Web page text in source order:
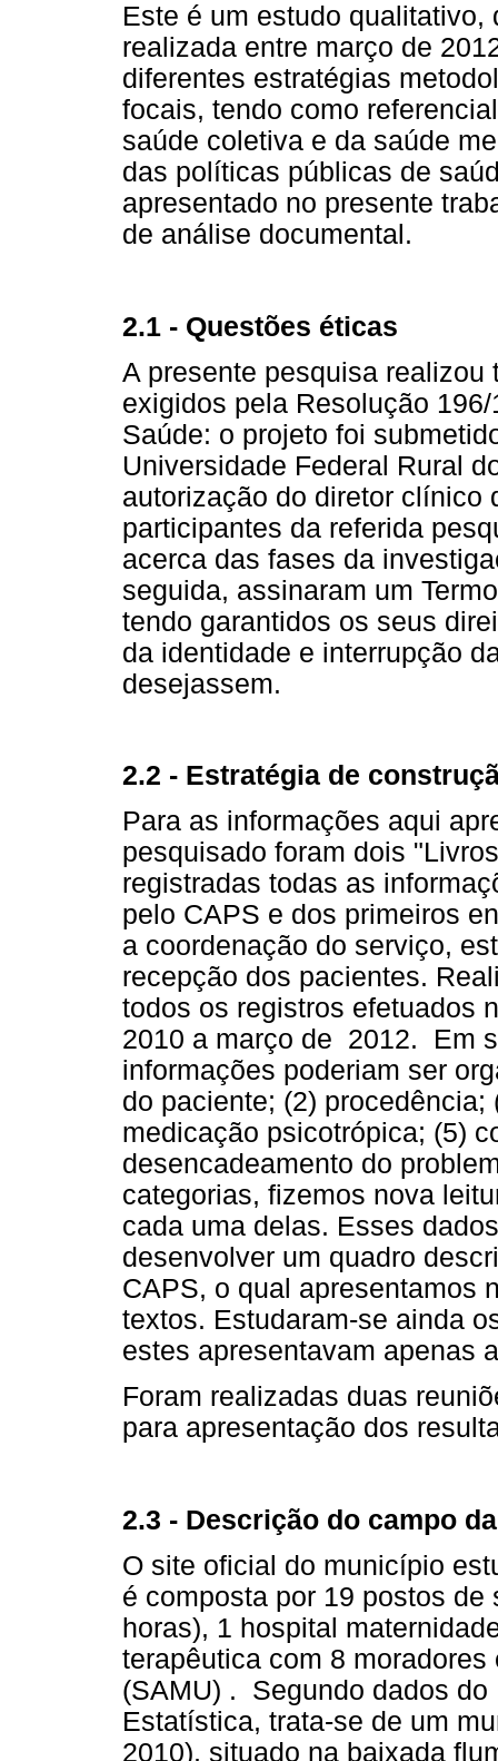
Este é um estudo
realizada entre março de
diferentes estratégias
focais, tendo como
saúde coletiva e da saúde
das políticas públicas de
apresentado no presente
de análise documental.
2.1 - Questões éticas
A presente pesquisa
exigidos pela Resolução
Saúde: o projeto foi
Universidade Federal Rural
autorização do diretor clínico
participantes da referida
acerca das fases da
seguida, assinaram um
tendo garantidos os seus
da identidade e interrupção
desejassem.
2.2 - Estratégia de
Para as informações aqui
pesquisado foram dois
registradas todas as
pelo CAPS e dos primeiros
a coordenação do serviço,
recepção dos pacientes.
todos os registros efetuados
2010 a março de 2012. Em
informações poderiam ser
do paciente; (2)
medicação psicotrópica; (5)
desencadeamento do
categorias, fizemos nova
cada uma delas. Esses
desenvolver um quadro
CAPS, o qual apresentamos
textos. Estudaram-se ainda
estes apresentavam apenas
Foram realizadas duas
para apresentação dos
2.3 - Descrição do campo
O site oficial do município
é composta por 19 postos
horas), 1 hospital
terapêutica com 8
(SAMU) . Segundo dados
Estatística, trata-se de um
2010), situado na baixada